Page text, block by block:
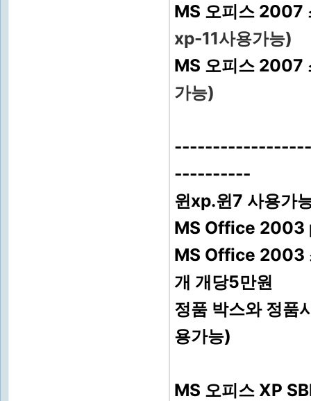
MS 오피스 2007
xp-11사용가능)
MS 오피스 2007
가능)
----------
윈xp.윈7 사용가
MS Office 2003
MS Office 2003
개 개당5만원
정품 박스와 정품
용가능)
MS 오피스 XP